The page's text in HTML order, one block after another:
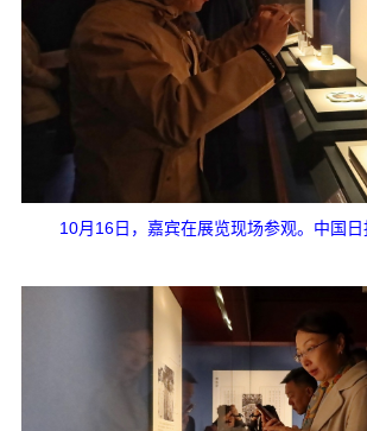
10月16日，嘉宾在展览现场参观。中国